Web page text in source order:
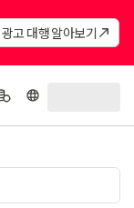
광고 대행 알아보기